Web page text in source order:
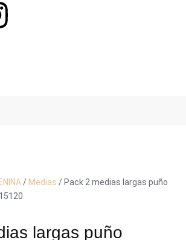
/ Medias / Pack 2 medias largas puño
largas puño